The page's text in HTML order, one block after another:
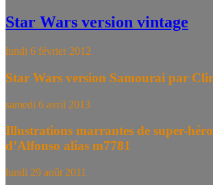
Star Wars version vintage
lundi 6 février 2012
Star Wars version Samourai par
samedi 6 avril 2013
Illustrations marrantes de super-
d’Alfonso alias m7781
lundi 29 août 2011